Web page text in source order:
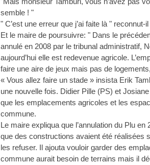
semble ! "
" C’est une erreur que j’ai faite là " reconnut-il
Et le maire de poursuivre: " Dans le
annulé en 2008 par le tribunal administratif,
aujourd’hui elle est redevenue agricole.
faire une aire de jeux mais pas de
« Vous allez faire un stade » insista Erik
une nouvelle fois. Didier Pille (PS) et
que les emplacements agricoles et les
commune.
Le maire expliqua que l’annulation du Plu
que des constructions avaient été réalisées
les refuser. Il ajouta vouloir garder des
commune aurait besoin de terrains mais il